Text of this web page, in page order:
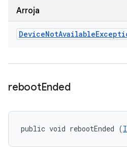
Arroja
DeviceNotAvailable
rebootEnded
public void rebootEnded (